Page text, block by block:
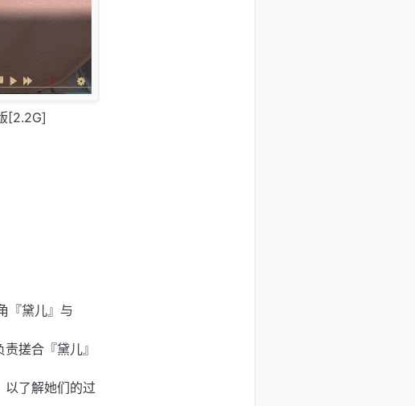
[2.2G]
『黛儿』与
搓合『黛儿』
以了解她们的过